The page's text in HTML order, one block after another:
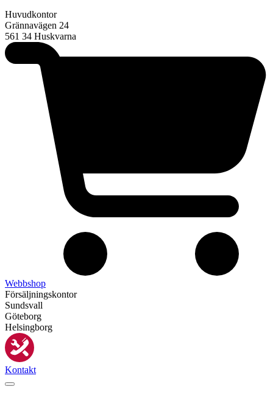
Huvudkontor
Grännavägen 24
561 34 Huskvarna
Webbshop
Försäljningskontor
Sundsvall
Göteborg
Helsingborg
Kontakt